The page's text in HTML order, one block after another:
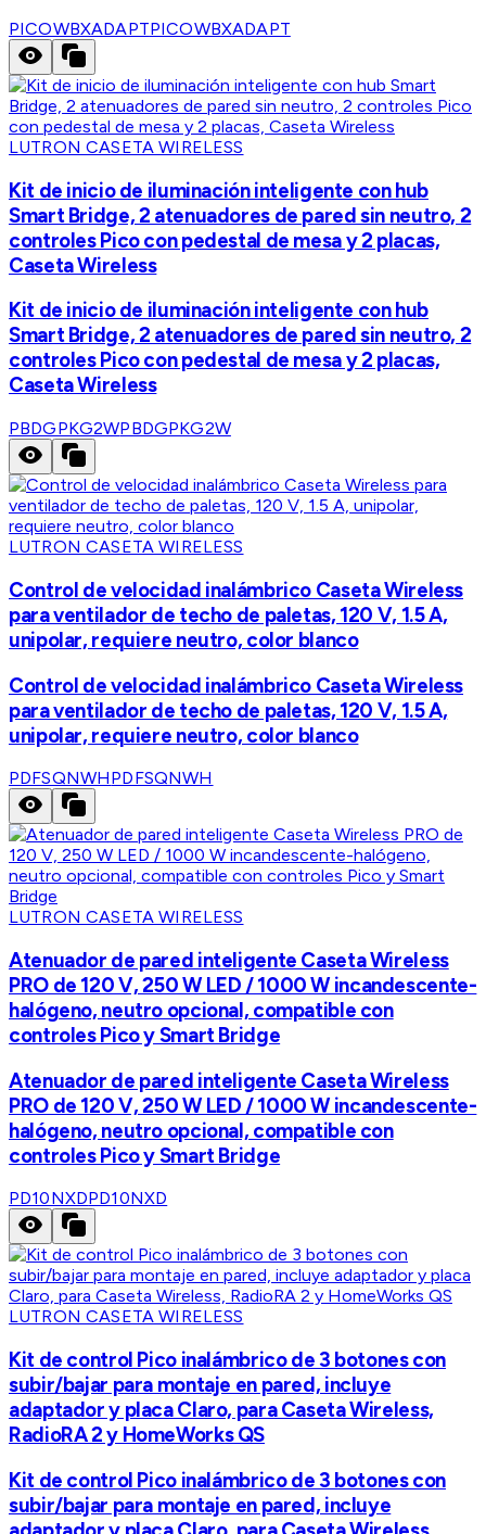
PICOWBXADAPTPICOWBXADAPT
LUTRON CASETA WIRELESS
Kit de inicio de iluminación inteligente con hub
Smart Bridge, 2 atenuadores de pared sin neutro, 2
controles Pico con pedestal de mesa y 2 placas,
Caseta Wireless
Kit de inicio de iluminación inteligente con hub
Smart Bridge, 2 atenuadores de pared sin neutro, 2
controles Pico con pedestal de mesa y 2 placas,
Caseta Wireless
PBDGPKG2WPBDGPKG2W
LUTRON CASETA WIRELESS
Control de velocidad inalámbrico Caseta Wireless
para ventilador de techo de paletas, 120 V, 1.5 A,
unipolar, requiere neutro, color blanco
Control de velocidad inalámbrico Caseta Wireless
para ventilador de techo de paletas, 120 V, 1.5 A,
unipolar, requiere neutro, color blanco
PDFSQNWHPDFSQNWH
LUTRON CASETA WIRELESS
Atenuador de pared inteligente Caseta Wireless
PRO de 120 V, 250 W LED / 1000 W incandescente-
halógeno, neutro opcional, compatible con
controles Pico y Smart Bridge
Atenuador de pared inteligente Caseta Wireless
PRO de 120 V, 250 W LED / 1000 W incandescente-
halógeno, neutro opcional, compatible con
controles Pico y Smart Bridge
PD10NXDPD10NXD
LUTRON CASETA WIRELESS
Kit de control Pico inalámbrico de 3 botones con
subir/bajar para montaje en pared, incluye
adaptador y placa Claro, para Caseta Wireless,
RadioRA 2 y HomeWorks QS
Kit de control Pico inalámbrico de 3 botones con
subir/bajar para montaje en pared, incluye